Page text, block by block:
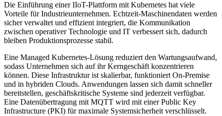
Die Einführung einer IIoT-Plattform mit Kubernetes hat viele
Vorteile für Industrieunternehmen. Echtzeit-Maschinendaten werden
sicher verwaltet und effizient integriert, die Kommunikation
zwischen operativer Technologie und IT verbessert sich, dadurch
bleiben Produktionsprozesse stabil.
Eine Managed Kubernetes-Lösung reduziert den Wartungsaufwand,
sodass Unternehmen sich auf ihr Kerngeschäft konzentrieren
können. Diese Infrastruktur ist skalierbar, funktioniert On-Premise
und in hybriden Clouds. Anwendungen lassen sich damit schneller
bereitstellen, geschäftskritische Systeme sind jederzeit verfügbar.
Eine Datenübertragung mit MQTT wird mit einer Public Key
Infrastructure (PKI) für maximale Systemsicherheit verschlüsselt.